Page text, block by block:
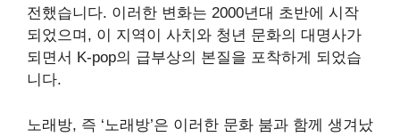
전했습니다. 이러한 변화는 2000년대 초반에 시작
되었으며, 이 지역이 사치와 청년 문화의 대명사가
되면서 K-pop의 급부상의 본질을 포착하게 되었습
니다.
노래방, 즉 ‘노래방’은 이러한 문화 붐과 함께 생겨났